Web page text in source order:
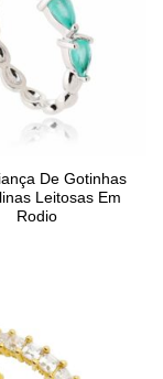
De Gotinhas
Leitosas Em
Rodio